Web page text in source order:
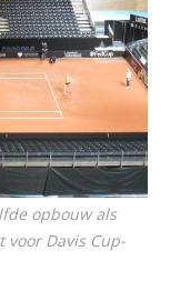
opbouw als
Davis Cup-